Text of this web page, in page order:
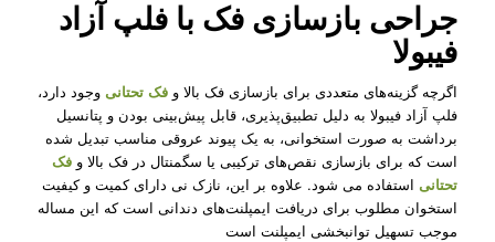
جراحی بازسازی فک با فلپ آزاد
فیبولا
اگرچه گزینه‌های متعددی برای بازسازی فک بالا و فک تحتانیوجود دارد،
فلپ آزاد فیبولا به دلیل تطبیق‌پذیری، قابل پیش‌بینی بودن و پتانسیل
برداشت به صورت استخوانی، به یک پیوند عروقی مناسب تبدیل شده
است که برای بازسازی نقص‌های ترکیبی یا سگمنتال در فک بالا و فک
تحتانیاستفاده می شود. علاوه بر این، نازک نی دارای کمیت و کیفیت
استخوان مطلوب برای دریافت ایمپلنت‌های دندانی است که این مساله
موجب تسهیل توانبخشی ایمپلنت است